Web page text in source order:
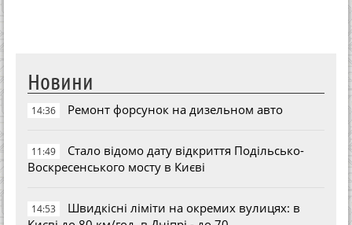
Новини
14:36 Ремонт форсунок на дизельном авто
11:49
Стало відомо дату відкриття Подільсько-
Воскресенського мосту в Києві
14:53
Швидкісні ліміти на окремих вулицях: в